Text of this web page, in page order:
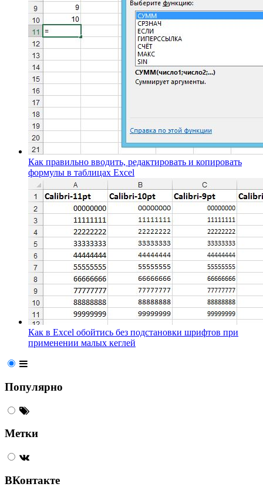
Как правильно вводить, редактировать и копировать
формулы в таблицах Excel
Как в Excel обойтись без подстановки шрифтов при
применении малых кеглей
Популярно
Метки
ВКонтакте